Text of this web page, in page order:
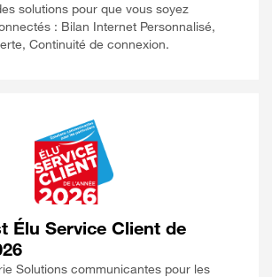
solutions pour que vous soyez
: Bilan Internet Personnalisé,
Continuité de connexion.
Élu Service Client de
Solutions communicantes pour les